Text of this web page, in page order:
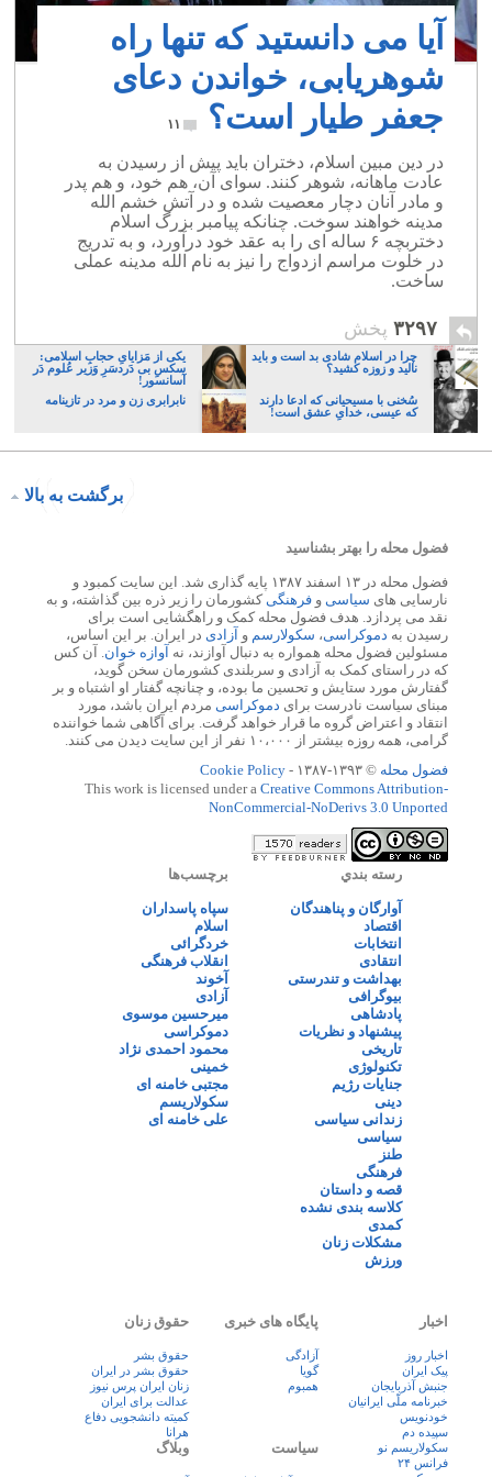
آیا می دانستید که تنها راه
شوهریابی، خواندن دعای
جعفر طیار است؟
۱۱
در دین مبین اسلام، دختران باید پیش از رسیدن به
عادت ماهانه، شوهر کنند. سوای آن، هم خود، و هم پدر
و مادر آنان دچار معصیت شده و در آتش خشم الله
مدینه خواهند سوخت. چنانکه پیامبر بزرگ اسلام
دختربچه ۶ ساله ای را به عقد خود درآورد، و به تدریج
در خلوت مراسم ازدواج را نیز به نام الله مدینه عملی
ساخت.
۳۲۹۷ پخش
چرا در اسلام شادی بد است و باید
نالید و زوزه کشید؟
یکی از مَزایایِ حجابِ اسلامی:
سکسِ بی دَردسَرِ وَزیر عُلوم دَر
آسانسور!
سُخنی با مسیحیانی که ادعا دارند
که عیسی، خدایِ عشق است!
نابرابری زن و مرد در تازینامه
برگشت به بالا
فضول محله را بهتر بشناسید
فضول محله در ۱۳ اسفند ۱۳۸۷ پایه گذاری شد. این سایت کمبود و
نارسایی های سیاسی و فرهنگیکشورمان را زیر ذره بین گذاشته، و به
نقد می پردازد. هدف فضول محله کمک و راهگشایی است برای
رسیدن به دموکراسی، سکولارسم و آزادی در ایران. بر این اساس،
مسئولین فضول محله همواره به دنبال آوازند، نه آوازه خوان. آن کس
که در راستای کمک به آزادی و سربلندی کشورمان سخن گوید،
گفتارش مورد ستایش و تحسین ما بوده، و چنانچه گفتار او اشتباه و بر
مبنای سیاست نادرست برای دموکراسی مردم ایران باشد، مورد
انتقاد و اعتراض گروه ما قرار خواهد گرفت. برای آگاهی شما خواننده
گرامی، همه روزه بیشتر از ۱۰،۰۰۰ نفر از این سایت دیدن می کنند.
فضول محله © ۱۳۹۳-۱۳۸۷ -
Cookie Policy
This work is licensed under a Creative Commons Attribution-
NonCommercial-NoDerivs 3.0 Unported
رسته بندي
آوارگان و پناهندگان
اقتصاد
انتخابات
انتقادی
بهداشت و تندرستی
بیوگرافی
پادشاهی
پیشنهاد و نظریات
تاریخی
تکنولوژی
جنایات رژیم
دینی
زندانی سیاسی
سیاسی
طنز
فرهنگی
قصه و داستان
کلاسه بندی نشده
کمدی
مشکلات زنان
ورزش
برچسب‌ها
سپاه پاسداران
اسلام
خردگرائی
انقلاب فرهنگی
آخوند
آزادی
میرحسین موسوی
دموکراسی
محمود احمدی نژاد
خمینی
مجتبی خامنه ای
سکولاریسم
علی خامنه ای
اخبار
اخبار روز
پيک ايران
جنبش آذربایجان
خبرنامه ملّی ایرانیان
خودنویس
سپیده دم
سکولاریسم نو
فرانس ۲۴
پایگاه های خبری
آزادگی
گویا
همبوم
حقوق زنان
حقوق بشر
حقوق بشر در ایران
زنان ايران پرس نيوز
عدالت برای ایران
کمیته دانشجویی دفاع
هرانا
سیاست وبلاگ